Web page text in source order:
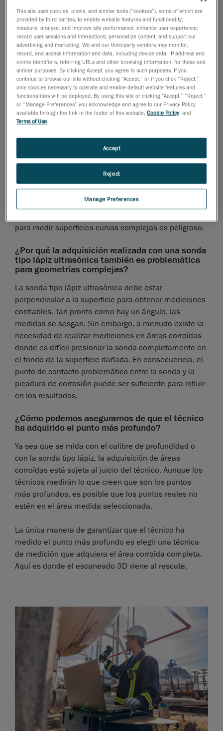
mediciones, lo más probable es que obtenga cinco
resultados diferentes. Por lo tanto, se agregan factores
de seguridad, lo que lleva a una pérdida de confianza
en los resultados.
¿Por qué no podemos confiar en el calibre de
profundidad para medir la pérdida de espesor en
geometrías complejas?
Aunque el calibre de profundidad funciona
relativamente bien en superficies planas como pisos y
complejas porque solo se puede relacionar con un
único punto de contacto. En consecuencia, el punto
individual, lo que significa que los resultados variarán
de persona a persona. Según el punto de contacto
elegido, las mediciones posteriores pueden estar
para medir superficies curvas complejas es peligroso.
¿Por qué la adquisición realizada con una sonda
tipo lápiz ultrasónica también es problemática
para geometrías complejas?
La sonda tipo lápiz ultrasónica debe estar
perpendicular a la superficie para obtener mediciones
confiables. Tan pronto como hay un ángulo, las
medidas se sesgan. Sin embargo, a menudo existe la
necesidad de realizar mediciones en áreas corroídas
donde es difícil presionar la sonda completamente en
el fondo de la superficie dañada. En consecuencia, el
punto de contacto problemático entre la sonda y la
picadura de corrosión puede ser suficiente para influir
en los resultados.
¿Cómo podemos asegurarnos de que el técnico
ha adquirido el punto más profundo?
Ya sea que se mida con el calibre de profundidad o
con la sonda tipo lápiz, la adquisición de áreas
corroídas está sujeta al juicio del técnico. Aunque los
técnicos medirán lo que creen que son los puntos
más profundos, es posible que los puntos reales no
estén en el área medida seleccionada.
La única manera de garantizar que el técnico ha
medido el punto más profundo es elegir una técnica
de medición que adquiera el área corroída completa.
Aquí es donde el escaneado 3D viene al rescate.
This site uses cookies, pixels, and similar tools (“cookies”), some of which are
provided by third parties, to enable website features and functionality;
measure, analyze, and improve site performance; enhance user experience;
record user sessions and interactions; personalize content; and support our
advertising and marketing. We and our third-party vendors may monitor,
record, and access information and data, including device data, IP address and
online identifiers, referring URLs and other browsing information, for these and
similar purposes. By clicking Accept, you agree to such purposes. If you
continue to browse our site without clicking “Accept,” or if you click “Reject,”
only cookies necessary to operate and enable default website features and
functionalities will be deployed. By using this site or clicking “Accept,” “Reject,”
or “Manage Preferences” you acknowledge and agree to our Privacy Policy
available through the link in the footer of this website,Cookie Policy, and
Terms of Use
Manage Preferences
Reject
Accept